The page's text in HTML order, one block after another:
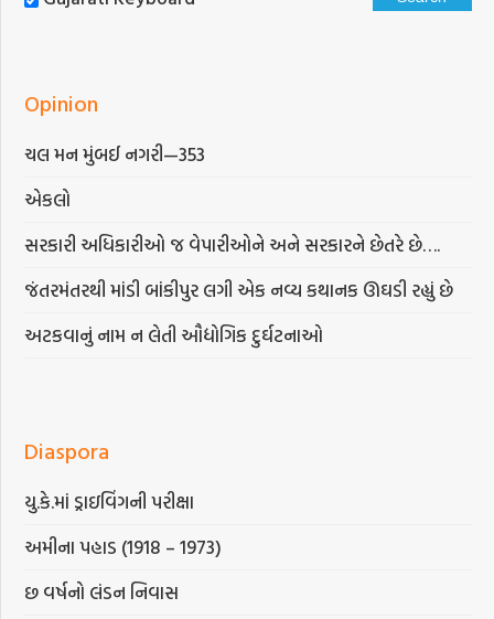
Opinion
ચલ મન મુંબઈ નગરી—353
એકલો
સરકારી અધિકારીઓ જ વેપારીઓને અને સરકારને છેતરે છે….
જંતરમંતરથી માંડી બાંકીપુર લગી એક નવ્ય કથાનક ઊઘડી રહ્યું છે
અટકવાનું નામ ન લેતી ઔદ્યોગિક દુર્ઘટનાઓ
Diaspora
યુ.કે.માં ડ્રાઇવિંગની પરીક્ષા
અમીના પહાડ (1918 – 1973)
છ વર્ષનો લંડન નિવાસ